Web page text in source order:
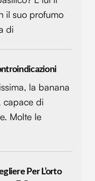
il suo profumo
di
la banana
capace di
Molte le
Per L’orto